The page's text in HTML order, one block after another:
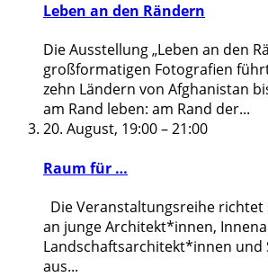
Leben an den Rändern
Die Ausstellung „Leben an den
großformatigen Fotografien
zehn Ländern von Afghanistan
am Rand leben: am Rand der...
20. August, 19:00–21:00
Raum für …
Die Veranstaltungsreihe
an junge Architekt*innen,
Landschaftsarchitekt*innen
aus...